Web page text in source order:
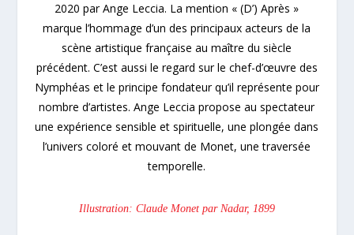
2020 par Ange Leccia. La mention « (D’) Après »
marque l’hommage d’un des principaux acteurs de la
scène artistique française au maître du siècle
précédent. C’est aussi le regard sur le chef-d’œuvre des
Nymphéas et le principe fondateur qu’il représente pour
nombre d’artistes. Ange Leccia propose au spectateur
une expérience sensible et spirituelle, une plongée dans
l’univers coloré et mouvant de Monet, une traversée
temporelle.
Illustration: Claude Monet par Nadar, 1899